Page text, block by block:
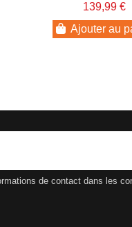
139,99 €
Ajouter au
de contact dans les